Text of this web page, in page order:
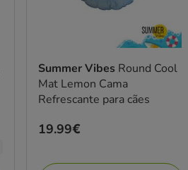
Summer Vibes Round Cool
Mat Lemon Cama
Refrescante para cães
Preço
19.99€